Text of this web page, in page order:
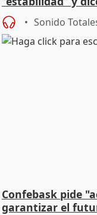
Sonido
Confebask pide
garantizar el